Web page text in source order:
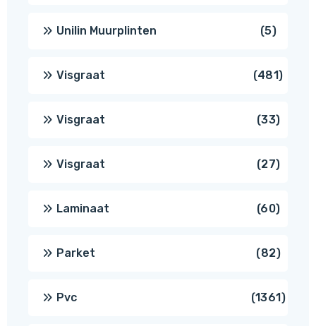
Unilin Muurplinten 55
Visgraat 481481
Visgraat 3333
Visgraat 2727
Laminaat 6060
Parket 8282
Pvc 13611361